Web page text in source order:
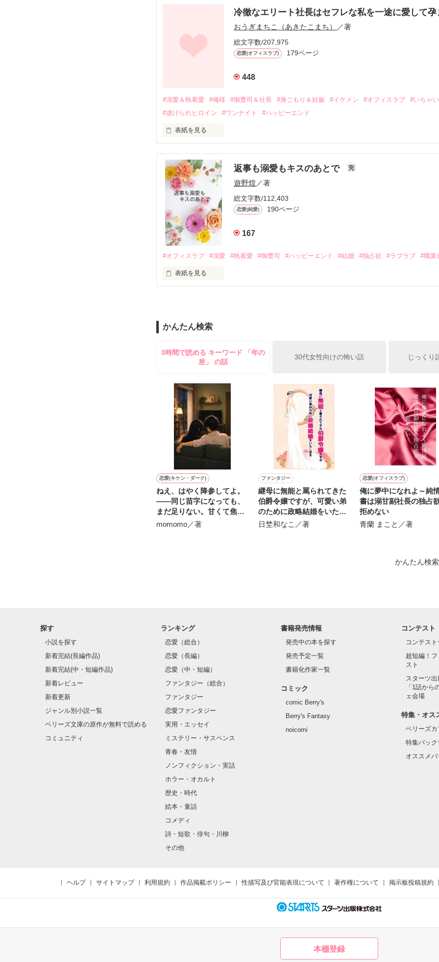
しかし、ある出来事をきっかけに二人の関係は壊れてしまう。
関係修復もできないまま、美桜は両親の離婚によって
引っ越すことになり、哲平とも離れ離れになった。
そして、ひょんなことから
酔った勢いで一夜を共にしてしまった。
さらに、美桜が初めてだと知った哲平は
甘やかしてくる。
そんなある日、哲平は美桜がストーカー被害に
遭っていることを知る。
美桜を守るため、哲平は同居を提案してきて――。
夏木美桜(なつきみお)
✕
鳴海哲平 (なるみてっぺい)
止まっていたはずの二人の時間が、再び動き出す。
作品を読む
冷徹なエリート社長はセフレな私を一途に愛して孕
おうぎまちこ（あきたこまち） ／著
総文字数/207,975
恋愛(オフィスラブ) 179ページ
448
#溺愛＆執着愛 #俺様 #御曹司＆社長 #身ごもり＆妊娠 #イケメン #オフィスラブ
#いちゃ
#虐げられヒロイン
#ワンナイト #ハッピーエンド
表紙を見る
帰国後、美桜は新しい職場でワンナイトした美青年と再会。なんと彼の正体は、とあ
も関わらず、一族を離れて起業した新進気鋭の実業家、社内でも冷徹だと評判な社長
人だったのだ――！
なぜか恭司から飼い猫の世話係を命じられた美桜は、猫の世話を口実にしばしば呼び
返事も溺愛もキスのあとで 完
遊野煌 ／著
総文字数/112,403
恋愛(純愛) 190ページ
167
#オフィスラブ #溺愛 #執着愛 #御曹司 #ハッピーエンド #結婚 #独占欲 #ラブラブ #職業
表紙を見る
雪瀬鷹哉（29）が『──俺と結婚してくれないか』といきなりプロポーズをしてきた上
鷹哉『宜しくな、俺の雛子』🦅
雛子『俺の……ひぃ、雛子？！！！』🐥
シゴデキで冷徹な上司が見せる素顔は、なぜか想像以上に甘くて……🐥💓🦅
※表紙も作中使用の画像も全てフリー素材です。
※執筆期間2026.6.3〜7.20完結です。
※他サイトさんにて恋愛トレンド1位でした〜良かったら読んで頂けると嬉しいです。
作品を読む
かんたん検索
3時間で読める キーワード 「年の
差」 の話
30代女性向けの怖い話 じっくり
恋愛(キケン・ダーク)
ねえ、はやく降参してよ。
――同じ苗字になっても、
まだ足りない。甘くて焦れ
ったい心理戦を続ける夫
momomo／著
ファンタジー
継母に無能と罵られてきた
伯爵令嬢ですが、可愛い弟
のために政略結婚をいたし
ます
日埜和なこ／著
恋愛(オフィスラブ)
俺に夢中になれよ～純
書は溺甘副社長の独占
拒めない
青蘭 まこと／著
かんたん検
探す
小説を探す
新着完結(長編作品)
新着完結(中・短編作品)
新着レビュー
新着更新
ジャンル別小説一覧
ベリーズ文庫の原作が無料で読める
コミュニティ
ランキング
恋愛（総合）
恋愛（長編）
恋愛（中・短編）
ファンタジー（総合）
ファンタジー
恋愛ファンタジー
実用・エッセイ
ミステリー・サスペンス
青春・友情
ノンフィクション・実話
ホラー・オカルト
歴史・時代
絵本・童話
コメディ
詩・短歌・俳句・川柳
その他
書籍発売情報
発売中の本を探す
発売予定一覧
書籍化作家一覧
コミック
comic Berry's
Berry's Fantasy
noicomi
コンテスト
コンテスト
超短編！
スト
スターツ
「1話から
ェ会場
特集・オス
ベリーズ
特集バック
オススメ
ヘルプ サイトマップ 利用規約 作品掲載ポリシー 性描写及び官能表現について 著作権について 掲示板投稿規約